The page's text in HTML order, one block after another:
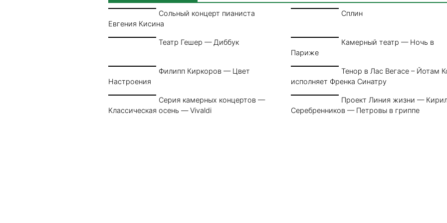
Сольный концерт пианиста
Евгения Кисина
Сплин
Театр Гешер — Диббук
Камерный театр — Ночь в
Париже
Филипп Киркоров — Цвет
Настроения
Тенор в Лас Вегасе – Йотам
исполняет Френка Синатру
Серия камерных концертов —
Классическая осень — Vivaldi
Проект Линия жизни —
Серебренников — Петровы в гриппе